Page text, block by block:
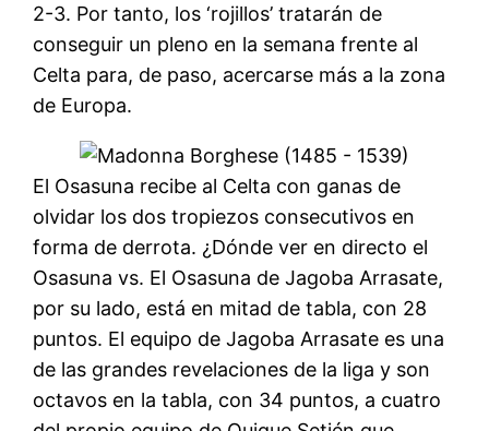
2-3. Por tanto, los ‘rojillos’ tratarán de
conseguir un pleno en la semana frente al
Celta para, de paso, acercarse más a la zona
de Europa.
El Osasuna recibe al Celta con ganas de
olvidar los dos tropiezos consecutivos en
forma de derrota. ¿Dónde ver en directo el
Osasuna vs. El Osasuna de Jagoba Arrasate,
por su lado, está en mitad de tabla, con 28
puntos. El equipo de Jagoba Arrasate es una
de las grandes revelaciones de la liga y son
octavos en la tabla, con 34 puntos, a cuatro